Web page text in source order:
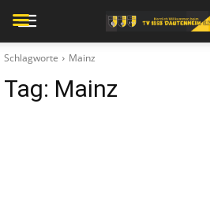
Schlagworte Mainz
Tag: Mainz